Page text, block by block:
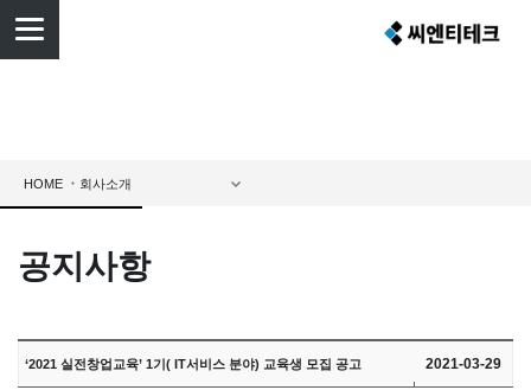
HOME
공지사항
‘2021 실전창업교육’ 1기( IT서비스 분야) 교육생 모집 공고 2021-03-29